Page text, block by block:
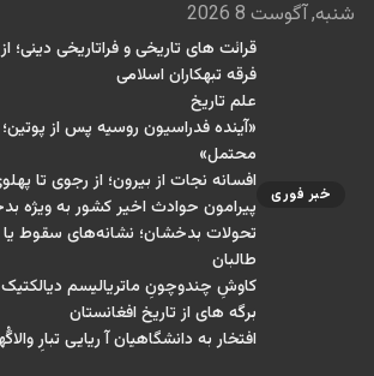
شنبه, آگوست 8 2026
خبر فوری
قرائت های تاریخی و فراتاریخی دینی؛
فرقه تبهکاران اسلامی
علم تاریخ
«آینده فدراسیون روسیه پس از
محتمل»
افسانه نجات از بیرون؛ از رجوی تا
پیرامون حوادث اخیر کشور به ویژه
تحولات بدخشان؛ نشانه‌های سقوط یا
طالبان
کاوشِ چندو‌چونِ ماتریالیسم دیالکتیک
برگه های از تاریخ افغانستان
افتخار به دانشگاهیان آ ریایی تبارِ